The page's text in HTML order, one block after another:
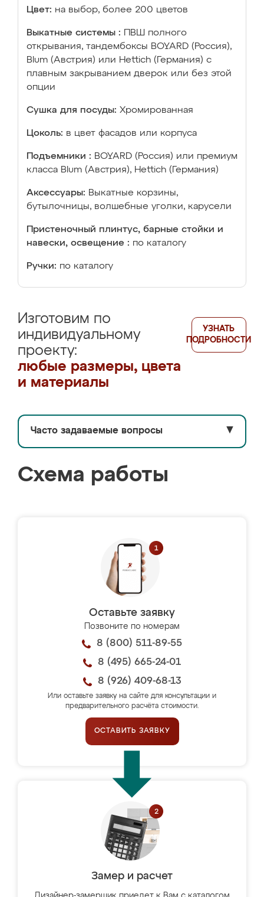
Цвет: на выбор, более 200 цветов
Выкатные системы :
ПВШ полного
открывания, тандембоксы BOYARD (Россия),
Blum (Австрия) или Hettich (Германия) с
плавным закрыванием дверок или без этой
опции
Сушка для посуды: Хромированная
Цоколь: в цвет фасадов или корпуса
Подъемники : BOYARD (Россия) или премиум
класса Blum (Австрия), Hettich (Германия)
Аксессуары: Выкатные корзины,
бутылочницы, волшебные уголки, карусели
Пристеночный плинтус, барные стойки и
навески, освещение : по каталогу
Ручки: по каталогу
Изготовим по
индивидуальному
проекту:
любые размеры, цвета
и материалы
УЗНАТЬ
ПОДРОБНОСТИ
Часто задаваемые вопросы ▼
Схема работы
Оставьте заявку
Позвоните по номерам
8 (800) 511-89-55
8 (495) 665-24-01
8 (926) 409-68-13
Или оставьте заявку на сайте для консультации и
предварительного расчёта стоимости.
ОСТАВИТЬ ЗАЯВКУ
Замер и расчет